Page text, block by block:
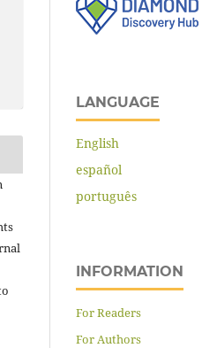
LANGUAGE
English
español
português
INFORMATION
For Readers
For Authors